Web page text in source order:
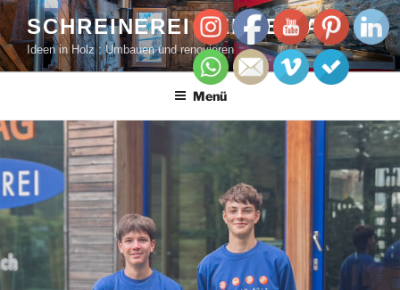
SCHREINEREI PERREN AG
Ideen in Holz : Umbauen und renovieren
Menü